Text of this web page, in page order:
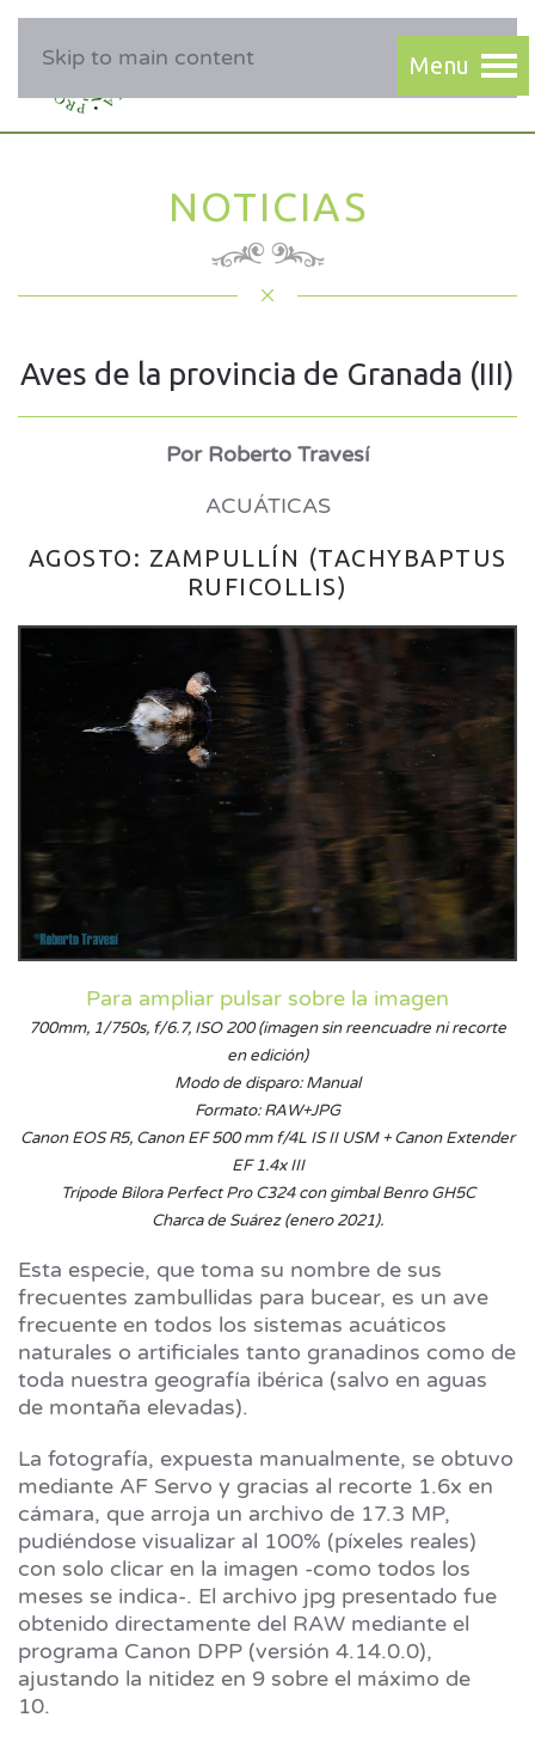
Skip to main content
NOTICIAS
Aves de la provincia de Granada (III)
Por Roberto Travesí
ACUÁTICAS
AGOSTO: ZAMPULLÍN (TACHYBAPTUS
RUFICOLLIS)
Para ampliar pulsar sobre la imagen
700mm, 1/750s, f/6.7, ISO 200 (imagen sin reencuadre ni recorte
en edición)
Modo de disparo: Manual
Formato: RAW+JPG
Canon EOS R5, Canon EF 500 mm f/4L IS II USM + Canon Extender
EF 1.4x III
Trípode Bilora Perfect Pro C324 con gimbal Benro GH5C
Charca de Suárez (enero 2021).
Esta especie, que toma su nombre de sus
frecuentes zambullidas para bucear, es un ave
frecuente en todos los sistemas acuáticos
naturales o artificiales tanto granadinos como de
toda nuestra geografía ibérica (salvo en aguas
de montaña elevadas).
La fotografía, expuesta manualmente, se obtuvo
mediante AF Servo y gracias al recorte 1.6x en
cámara, que arroja un archivo de 17.3 MP,
pudiéndose visualizar al 100% (píxeles reales)
con solo clicar en la imagen -como todos los
meses se indica-. El archivo jpg presentado fue
obtenido directamente del RAW mediante el
programa Canon DPP (versión 4.14.0.0),
ajustando la nitidez en 9 sobre el máximo de
10.